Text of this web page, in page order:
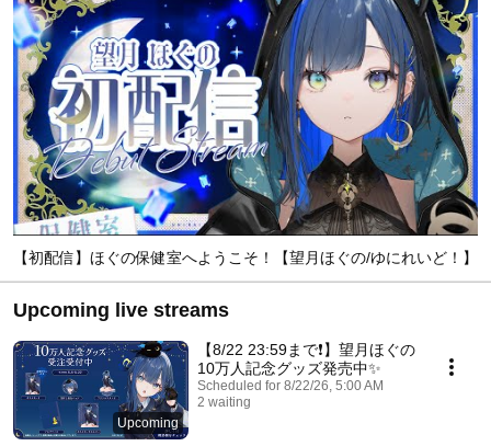
【初配信】ほぐの保健室へようこそ！【望月ほぐの/ゆにれいど！】
Upcoming live streams
Upcoming
【8/22 23:59まで❗】望月ほぐの
10万人記念グッズ発売中✨
Scheduled for 8/22/26, 5:00 AM
2 waiting